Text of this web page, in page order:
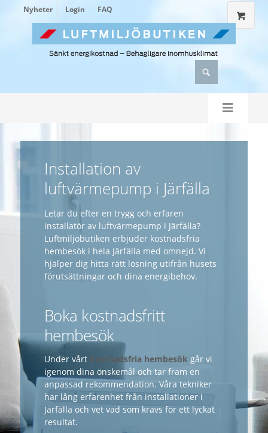
Nyheter Login FAQ
Installation av
luftvärmepump i Järfälla
Letar du efter en trygg och erfaren
installatör av luftvärmepump i Järfälla?
Luftmiljöbutiken erbjuder kostnadsfria
hembesök i hela Järfälla med omnejd. Vi
hjälper dig hitta rätt lösning utifrån husets
förutsättningar och dina energibehov.
Boka kostnadsfritt
hembesök
Under vårt kostnadsfria hembesökgår vi
igenom dina önskemål och tar fram en
anpassad rekommendation. Våra tekniker
har lång erfarenhet från installationer i
Järfälla och vet vad som krävs för ett lyckat
resultat.